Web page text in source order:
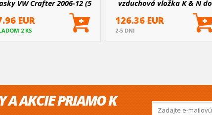
VW Crafter 2006-12 (5
EUR
2 KS
vzduchová vložka K & N do
motora 2.5D, r.v. 2006-2011
(33-2391)
126.36 EUR
2-5 DNI
A AKCIE PRIAMO K